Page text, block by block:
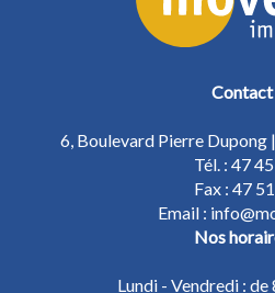
Contact
6, Boulevard Pierre Dupong
Tél. : 47
Fax : 47
Email :
Nos
Lundi - Vendredi :